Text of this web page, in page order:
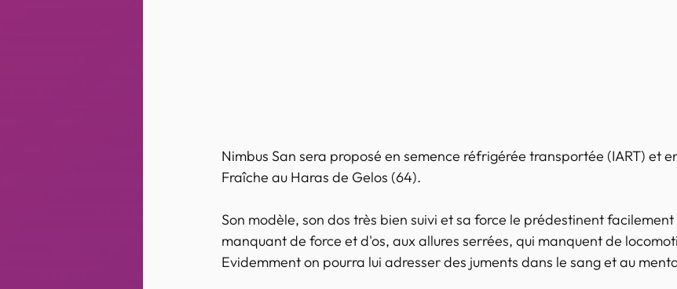
Nimbus San sera proposé en semence réfrigérée transportée (IART) et
Fraîche au Haras de Gelos (64).
Son modèle, son dos très bien suivi et sa force le prédestinent facilement
manquant de force et d'os, aux allures serrées, qui manquent de
Evidemment on pourra lui adresser des juments dans le sang et au